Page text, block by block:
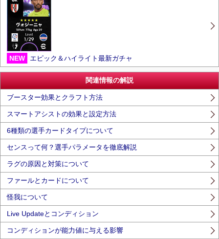
NEW エピック＆ハイライト最新ガチャ
関連情報の解説
ブースター効果とクラフト方法
スマートアシストの効果と設定方法
6種類の選手カードタイプについて
センスって何？選手パラメータを徹底解説
ラグの原因と対策について
ファールとカードについて
怪我について
Live Updateとコンディション
コンディションが能力値に与える影響